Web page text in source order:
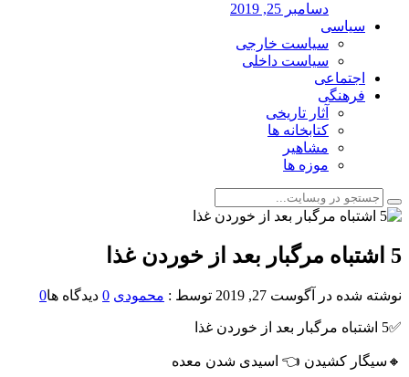
دسامبر 25, 2019
سیاسی
سیاست خارجی
سیاست داخلی
اجتماعی
فرهنگی
آثار تاریخی
کتابخانه ها
مشاهیر
موزه ها
5 اشتباه مرگبار بعد از خوردن غذا
نوشته شده در آگوست 27, 2019 توسط : محمودی 0 دیدگاه ها0
✅5 اشتباه مرگبار بعد از خوردن غذا
🔸سیگار کشیدن 👈 اسیدی شدن معده